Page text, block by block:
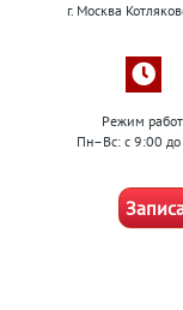
г. Москва
Режим
Пн–Вс: с 9:00